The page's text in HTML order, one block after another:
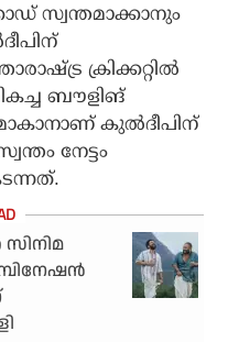
സ്വന്തമാക്കാനും
ക്രിക്കറ്റില്‍
ബൗളിങ്
കുല്‍ദീപിന്
നേട്ടം